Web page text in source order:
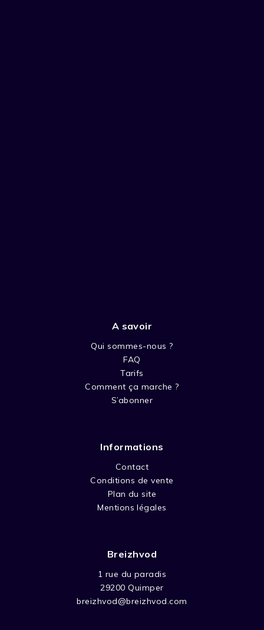
A savoir
Qui sommes-nous ?
FAQ
Tarifs
Comment ça marche ?
S’abonner
Informations
Contact
Conditions de vente
Plan du site
Mentions légales
Breizhvod
1 rue du paradis
29200 Quimper
breizhvod@breizhvod.com